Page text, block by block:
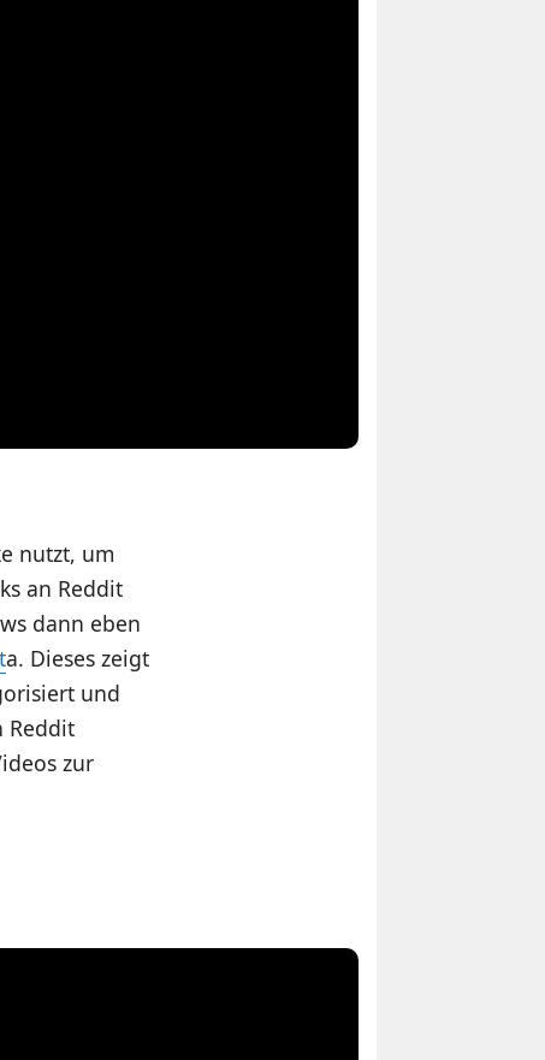
nutzt, um
an Reddit
dann eben
a. Dieses zeigt
und
Reddit
zur